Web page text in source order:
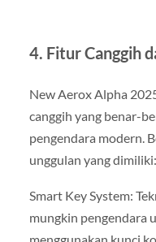
4. Fitur Canggih
New Aerox Alpha
canggih yang benar-
pengendara modern.
unggulan yang dimiliki:
Smart Key System:
mungkin pengendara
menggunakan kunci